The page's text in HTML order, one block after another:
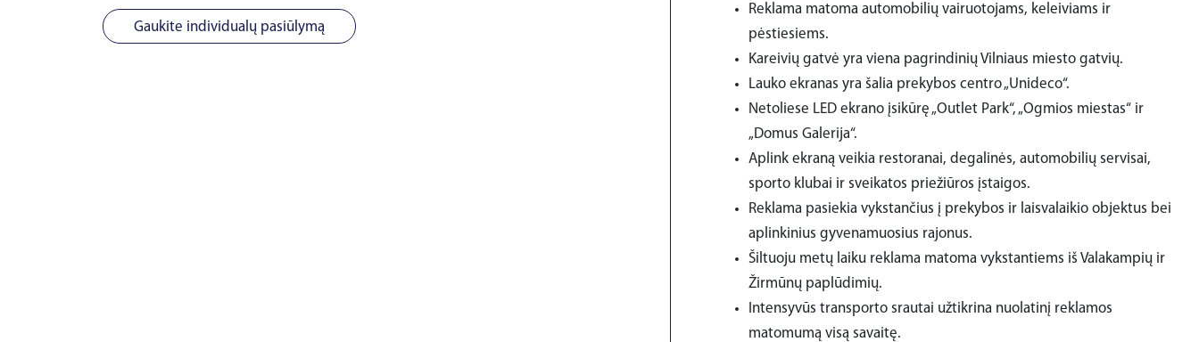
Gaukite individualų pasiūlymą
Reklama matoma automobilių vairuotojams, keleiviams ir
pėstiesiems.
Kareivių gatvė yra viena pagrindinių Vilniaus miesto gatvių.
Lauko ekranas yra šalia prekybos centro „Unideco“.
Netoliese LED ekrano įsikūrę „Outlet Park“, „Ogmios miestas“ ir
„Domus Galerija“.
Aplink ekraną veikia restoranai, degalinės, automobilių servisai,
sporto klubai ir sveikatos priežiūros įstaigos.
Reklama pasiekia vykstančius į prekybos ir laisvalaikio objektus bei
aplinkinius gyvenamuosius rajonus.
Šiltuoju metų laiku reklama matoma vykstantiems iš Valakampių ir
Žirmūnų paplūdimių.
Intensyvūs transporto srautai užtikrina nuolatinį reklamos
matomumą visą savaitę.